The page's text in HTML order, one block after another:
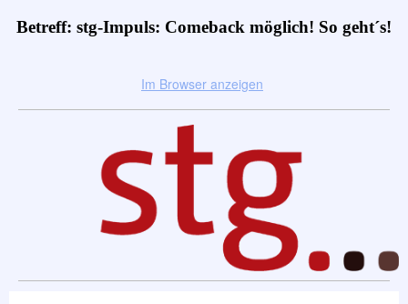
Betreff: stg-Impuls: Comeback möglich! So geht´s!
Im Browser anzeigen